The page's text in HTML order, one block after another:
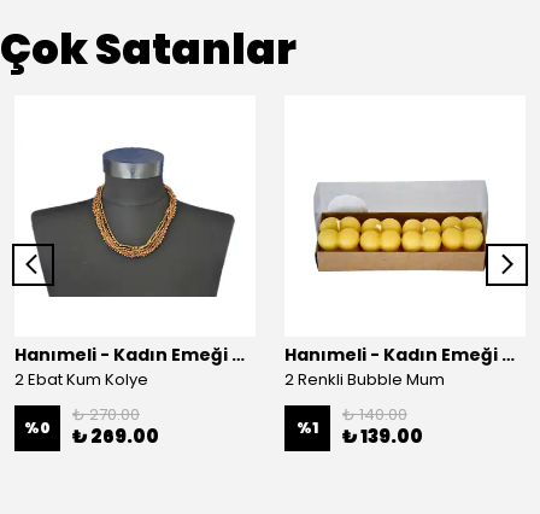
Çok Satanlar
Hanımeli - Kadın Emeği Çarşısı
2 Ebat Kum Kolye
%0
₺ 270.00
₺ 269.00
Hanımeli - Kadın Emeği Çarşısı
2 Renkli Bubble Mum
%1
₺ 140.00
₺ 139.00